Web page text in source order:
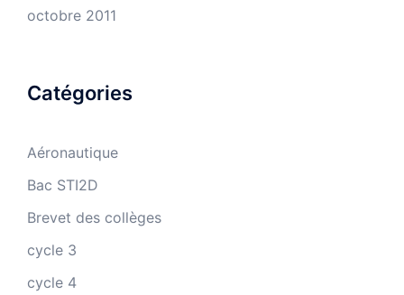
octobre 2011
Catégories
Aéronautique
Bac STI2D
Brevet des collèges
cycle 3
cycle 4